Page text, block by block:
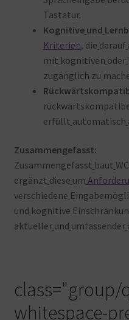
Tastatur.
Kognitive und
Kriterien, die darauf
mit kognitiven oder
zugänglich zu
erfüllt automatisch
Zusammengefasst:
Zusammengefasst baut
ergänzt diese um
verschiedene
und kognitive
aktueller und umfassender
class="group/
whitespace-